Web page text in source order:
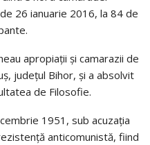
26 ianuarie 2016, la 84 de
apropiaţii şi camarazii de
judeţul Bihor, şi a absolvit
de Filosofie.
1951, sub acuzaţia
anticomunistă, fiind